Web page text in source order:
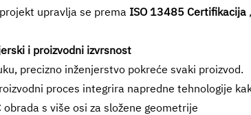
upravlja se prema ISO 13485 Certifikacija
i proizvodni izvrsnost
precizno inženjerstvo pokreće svaki proizvod.
proces integrira napredne tehnologije
obrada s više osi za složene geometrije